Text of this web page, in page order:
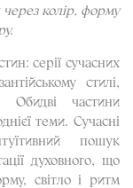
колір, форму
серії сучасних
стилі,
Обидві частини
теми. Сучасні
пошук
духовного, що
світло і ритм